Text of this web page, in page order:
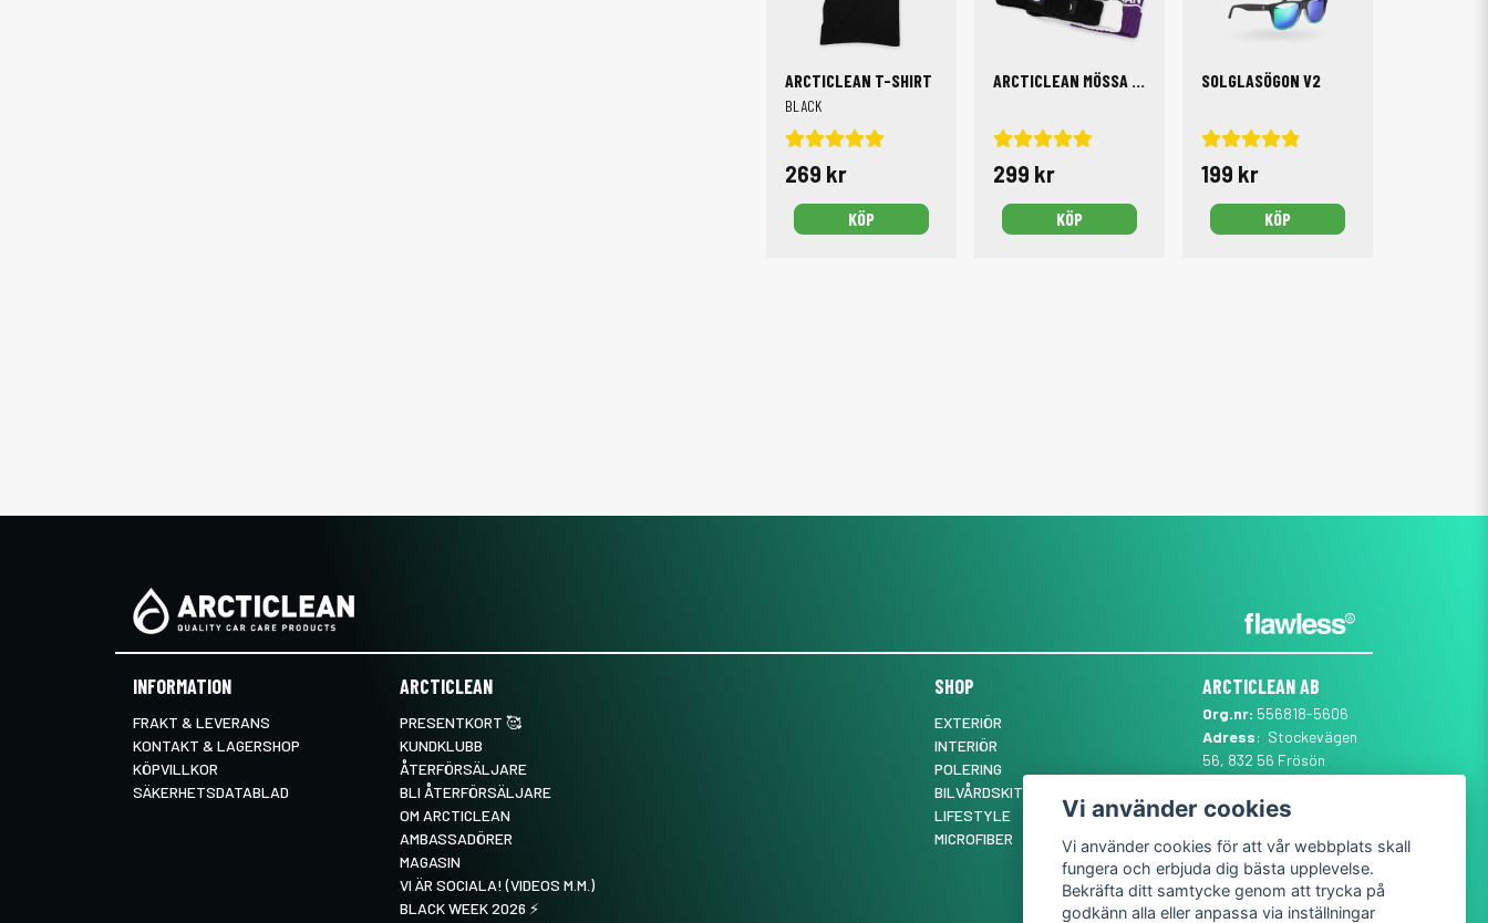
ARCTICLEAN T-SHIRT
BLACK
269 kr
KÖP
ARCTICLEAN MÖSSA MED TOFFS
299 kr
KÖP
SOLGLASÖGON V2
199 kr
KÖP
INFORMATION
FRAKT & LEVERANS
KONTAKT & LAGERSHOP
KÖPVILLKOR
SÄKERHETSDATABLAD
ARCTICLEAN
PRESENTKORT 🥰
KUNDKLUBB
ÅTERFÖRSÄLJARE
BLI ÅTERFÖRSÄLJARE
OM ARCTICLEAN
AMBASSADÖRER
MAGASIN
VI ÄR SOCIALA! (VIDEOS M.M.)
BLACK WEEK 2026 ⚡️
SHOP
EXTERIÖR
INTERIÖR
POLERING
BILVÅRDSKIT ✨
LIFESTYLE
MICROFIBER
ARCTICLEAN AB
Org.nr: 556818-5606
Adress: Stockevägen
56, 832 56 Frösön
Telefon:0101889555
Vi använder cookies
Vi använder cookies för att vår webbplats skall
fungera och erbjuda dig bästa upplevelse.
Bekräfta ditt samtycke genom att trycka på
godkänn alla eller anpassa via inställningar